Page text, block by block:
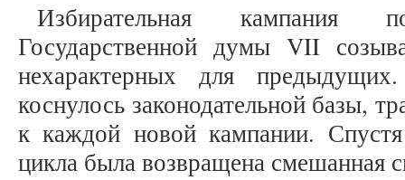
Избирательная кампания
Государственной думы VII
нехарактерных для
коснулось законодательной базы,
к каждой новой кампании.
цикла была возвращена смешанная